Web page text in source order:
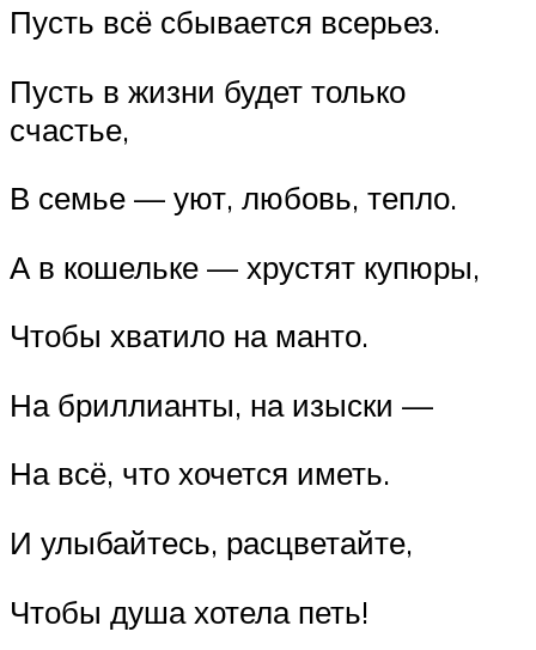
Пусть всё сбывается всерьез.
Пусть в жизни будет только
счастье,
В семье — уют, любовь, тепло.
А в кошельке — хрустят купюры,
Чтобы хватило на манто.
На бриллианты, на изыски —
На всё, что хочется иметь.
И улыбайтесь, расцветайте,
Чтобы душа хотела петь!